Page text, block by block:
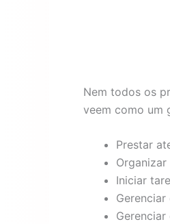
Nem todos os
veem como um
Prestar
Organizar
Iniciar
Gerenciar